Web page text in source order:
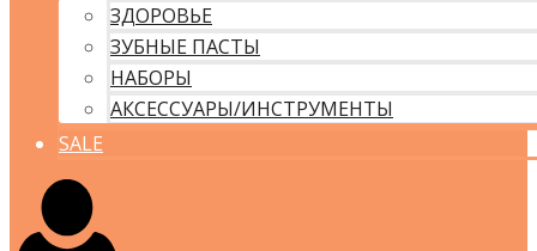
ЗДОРОВЬЕ
ЗУБНЫЕ ПАСТЫ
НАБОРЫ
АКСЕССУАРЫ/ИНСТРУМЕНТЫ
SALE